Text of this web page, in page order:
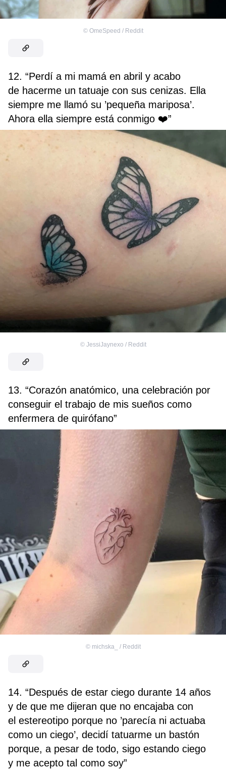
© OmeSpeed / Reddit
12. “Perdí a mi mamá en abril y acabo
de hacerme un tatuaje con sus cenizas. Ella
siempre me llamó su ’pequeña mariposa’.
Ahora ella siempre está conmigo ❤️”
© JessiJaynexo / Reddit
13. “Corazón anatómico, una celebración por
conseguir el trabajo de mis sueños como
enfermera de quirófano”
© michska_ / Reddit
14. “Después de estar ciego durante 14 años
y de que me dijeran que no encajaba con
el estereotipo porque no ’parecía ni actuaba
como un ciego’, decidí tatuarme un bastón
porque, a pesar de todo, sigo estando ciego
y me acepto tal como soy”